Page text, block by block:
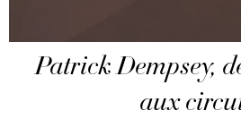
Patrick Dempsey,
aux